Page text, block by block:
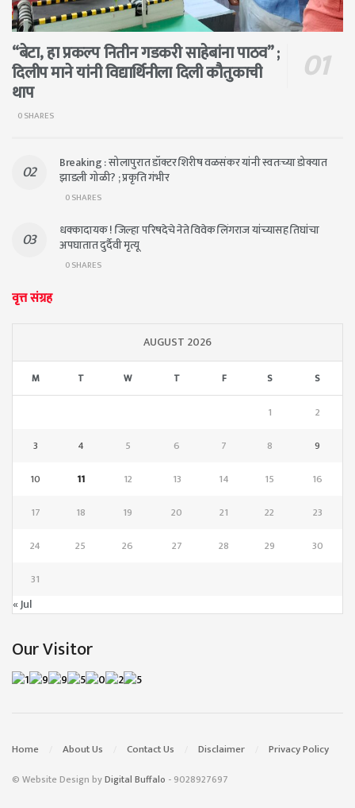
“बेटा, हा प्रकल्प नितीन गडकरी साहेबांना पाठव” ;
दिलीप माने यांनी विद्यार्थिनीला दिली कौतुकाची
थाप
0 SHARES
Breaking : सोलापुरात डॉक्टर शिरीष वळसंकर यांनी स्वतःच्या डोक्यात
झाडली गोळी? ; प्रकृति गंभीर
0 SHARES
धक्कादायक ! जिल्हा परिषदेचे नेते विवेक लिंगराज यांच्यासह तिघांचा
अपघातात दुर्दैवी मृत्यू
0 SHARES
वृत्त संग्रह
AUGUST 2026
M T W T F S S
1
2
3
4 5 6 7 8
9
10
11 12 13 14 15
16
17
18 19 20 21 22
23
24
25 26 27 28 29
30
31
« Jul
Our Visitor
Home About Us Contact Us Disclaimer Privacy Policy
© Website Design byDigital Buffalo - 9028927697